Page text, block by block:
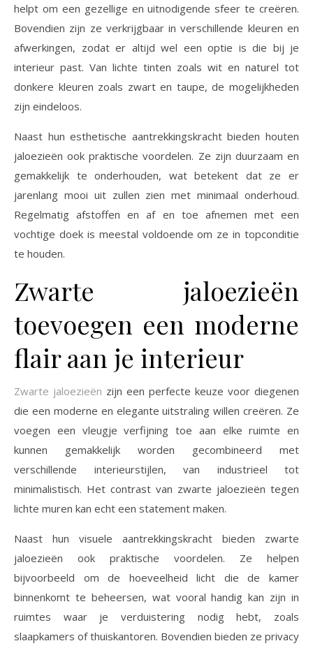
helpt om een gezellige en uitnodigende sfeer te creëren.
Bovendien zijn ze verkrijgbaar in verschillende kleuren en
afwerkingen, zodat er altijd wel een optie is die bij je
interieur past. Van lichte tinten zoals wit en naturel tot
donkere kleuren zoals zwart en taupe, de mogelijkheden
zijn eindeloos.
Naast hun esthetische aantrekkingskracht bieden houten
jaloezieën ook praktische voordelen. Ze zijn duurzaam en
gemakkelijk te onderhouden, wat betekent dat ze er
jarenlang mooi uit zullen zien met minimaal onderhoud.
Regelmatig afstoffen en af en toe afnemen met een
vochtige doek is meestal voldoende om ze in topconditie
te houden.
Zwarte jaloezieën
toevoegen een moderne
flair aan je interieur
Zwarte jaloezieën zijn een perfecte keuze voor diegenen
die een moderne en elegante uitstraling willen creëren. Ze
voegen een vleugje verfijning toe aan elke ruimte en
kunnen gemakkelijk worden gecombineerd met
verschillende interieurstijlen, van industrieel tot
minimalistisch. Het contrast van zwarte jaloezieën tegen
lichte muren kan echt een statement maken.
Naast hun visuele aantrekkingskracht bieden zwarte
jaloezieën ook praktische voordelen. Ze helpen
bijvoorbeeld om de hoeveelheid licht die de kamer
binnenkomt te beheersen, wat vooral handig kan zijn in
ruimtes waar je verduistering nodig hebt, zoals
slaapkamers of thuiskantoren. Bovendien bieden ze privacy